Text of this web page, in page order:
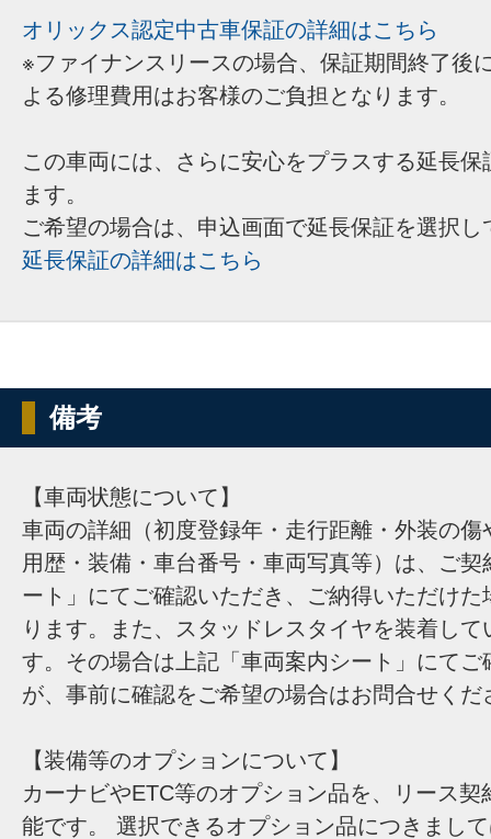
オリックス認定中古車保証の詳細はこちら
※ファイナンスリースの場合、保証期間終了後
よる修理費用はお客様のご負担となります。
この車両には、さらに安心をプラスする延長
ます。
ご希望の場合は、申込画面で延長保証を選択し
延長保証の詳細はこちら
備考
【車両状態について】
車両の詳細（初度登録年・走行距離・外装の傷
用歴・装備・車台番号・車両写真等）は、ご
ート」にてご確認いただき、ご納得いただけ
ります。また、スタッドレスタイヤを装着し
す。その場合は上記「車両案内シート」にてご
が、事前に確認をご希望の場合はお問合せくだ
【装備等のオプションについて】
カーナビやETC等のオプション品を、リース契
能です。 選択できるオプション品につきまし